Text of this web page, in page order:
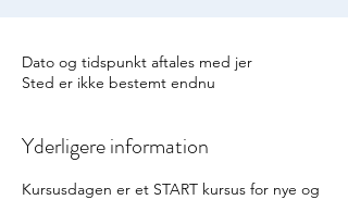
Dato og tidspunkt aftales med jer
Sted er ikke bestemt endnu
Yderligere information
Kursusdagen er et START kursus for nye og